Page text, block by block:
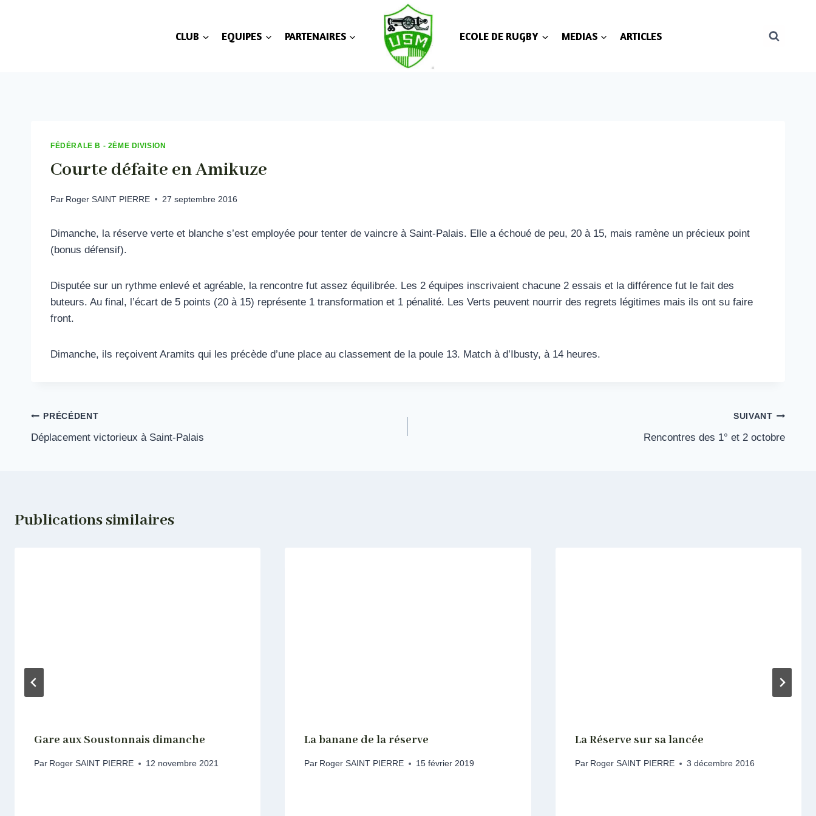
CLUB EQUIPES PARTENAIRES ECOLE DE RUGBY MEDIAS ARTICLES
FÉDÉRALE B - 2ÈME DIVISION
Courte défaite en Amikuze
Par Roger SAINT PIERRE 27 septembre 2016
Dimanche, la réserve verte et blanche s’est employée pour tenter de vaincre à Saint-Palais. Elle a échoué de peu, 20 à 15, mais ramène un précieux point
(bonus défensif).
Disputée sur un rythme enlevé et agréable, la rencontre fut assez équilibrée. Les 2 équipes inscrivaient chacune 2 essais et la différence fut le fait des
buteurs. Au final, l’écart de 5 points (20 à 15) représente 1 transformation et 1 pénalité. Les Verts peuvent nourrir des regrets légitimes mais ils ont su faire
front.
Dimanche, ils reçoivent Aramits qui les précède d’une place au classement de la poule 13. Match à d’Ibusty, à 14 heures.
Navigation
de
PRÉCÉDENT
Déplacement victorieux à Saint-Palais
SUIVANT
Rencontres des 1° et 2 octobre
Publications similaires
Gare aux Soustonnais dimanche
Par Roger SAINT PIERRE 12 novembre 2021
La banane de la réserve
Par Roger SAINT PIERRE 15 février 2019
La Réserve sur sa lancée
Par Roger SAINT PIERRE 3 décembre 2016